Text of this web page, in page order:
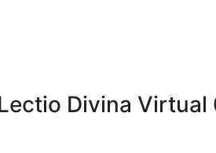
Divina Virtual